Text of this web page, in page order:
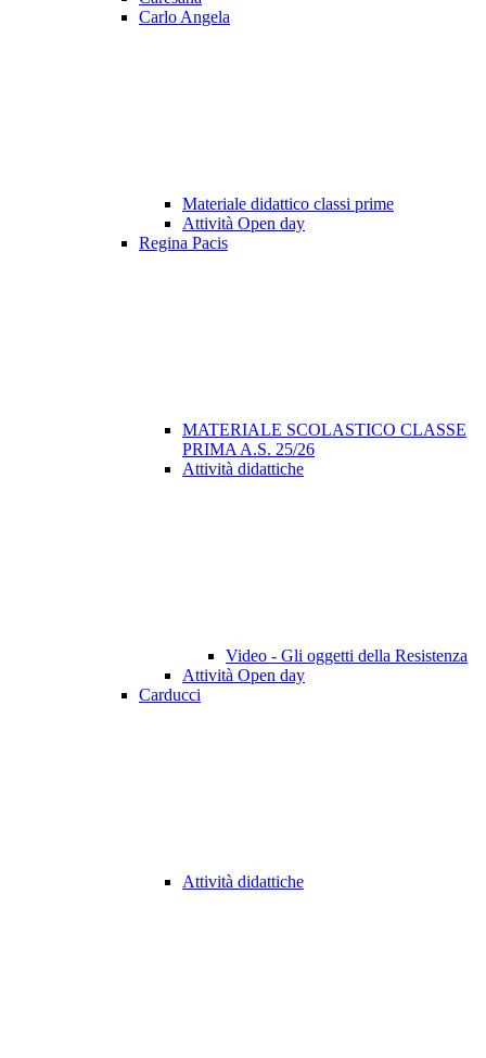
Carlo Angela
Materiale didattico classi prime
Attività Open day
Regina Pacis
MATERIALE SCOLASTICO CLASSE
PRIMA A.S. 25/26
Attività didattiche
Video - Gli oggetti della Resistenza
Attività Open day
Carducci
Attività didattiche